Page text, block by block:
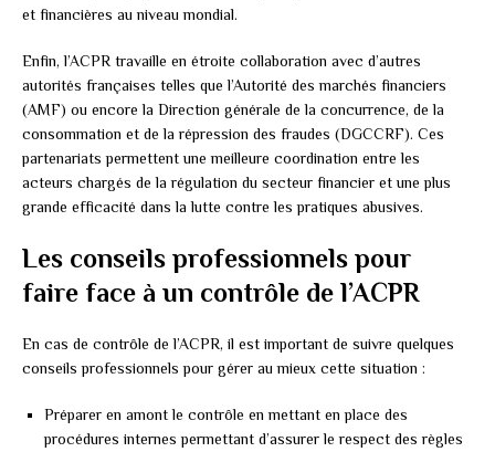
et financières au niveau mondial.
Enfin, l’ACPR travaille en étroite collaboration avec d’autres
autorités françaises telles que l’Autorité des marchés financiers
(AMF) ou encore la Direction générale de la concurrence, de la
consommation et de la répression des fraudes (DGCCRF). Ces
partenariats permettent une meilleure coordination entre les
acteurs chargés de la régulation du secteur financier et une plus
grande efficacité dans la lutte contre les pratiques abusives.
Les conseils professionnels pour
faire face à un contrôle de l’ACPR
En cas de contrôle de l’ACPR, il est important de suivre quelques
conseils professionnels pour gérer au mieux cette situation :
Préparer en amont le contrôle en mettant en place des
procédures internes permettant d’assurer le respect des règles